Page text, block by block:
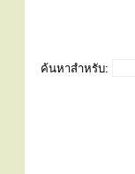
ค้นหาสำหรับ: